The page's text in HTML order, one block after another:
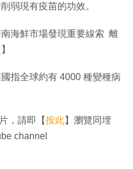
弱現有疫苗的功效。
南海鮮市場發現重要線索 離
】
指全球約有 4000 種變種病
，請即【按此】瀏覽同埋
channel